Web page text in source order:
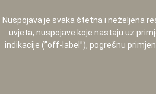
Nuspojava je svaka štetna i neželjena
uvjeta, nuspojave koje nastaju uz
indikacije (”off-label”), pogrešnu